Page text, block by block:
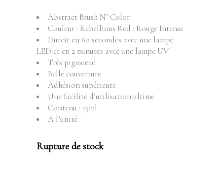
Abstract Brush N’ Color
Couleur : Rebellious Red : Rouge Intense
Durcit en 60 secondes avec une lampe
LED et en 2 minutes avec une lampe UV
Très pigmenté
Belle couverture
Adhésion supérieure
Une facilité d’utilisation ultime
Contenu : 15ml
A l’unité
Rupture de stock